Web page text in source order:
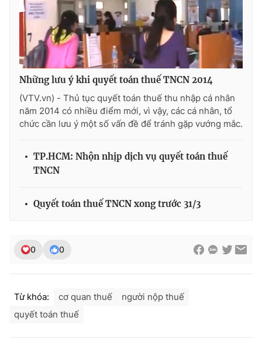
Thị trường
Tư vấn
Lịch phát sóng
Chuyên mục khác
Emagazine Podcast
Photo Infographic
VTV Money
VTV Sức khoẻ Bất động sản
Thị trường 24h Tấm lòng Việt
VTV9
Những lưu ý khi quyết toán thuế TNCN 2014
(VTV.vn) - Thủ tục quyết toán thuế thu nhập cá nhân
năm 2014 có nhiều điểm mới, vì vậy, các cá nhân, tổ
chức cần lưu ý một số vấn đề để tránh gặp vướng mắc.
TP.HCM: Nhộn nhịp dịch vụ quyết toán thuế
TNCN
Quyết toán thuế TNCN xong trước 31/3
0 0
Từ khóa: cơ quan thuế
người nộp thuế
quyết toán thuế